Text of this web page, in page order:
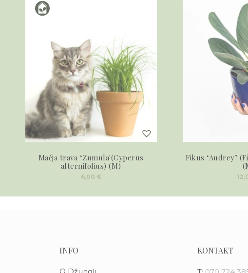
Mačja trava ‘Zumula'(Cyperus
alternifolius) (M)
6,00 €
Fikus ‘Audrey’
INFO KONTAKT